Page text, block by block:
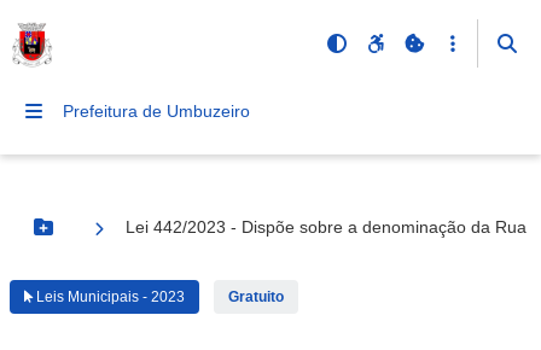
Prefeitura de Umbuzeiro
Botão Menu
Lei 442/2023 - Dispõe sobre a denominação da Rua
Leis Municipais - 2023 Gratuito